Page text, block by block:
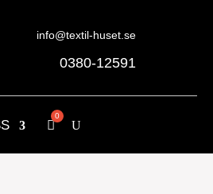
info@textil-huset.se
0380-12591